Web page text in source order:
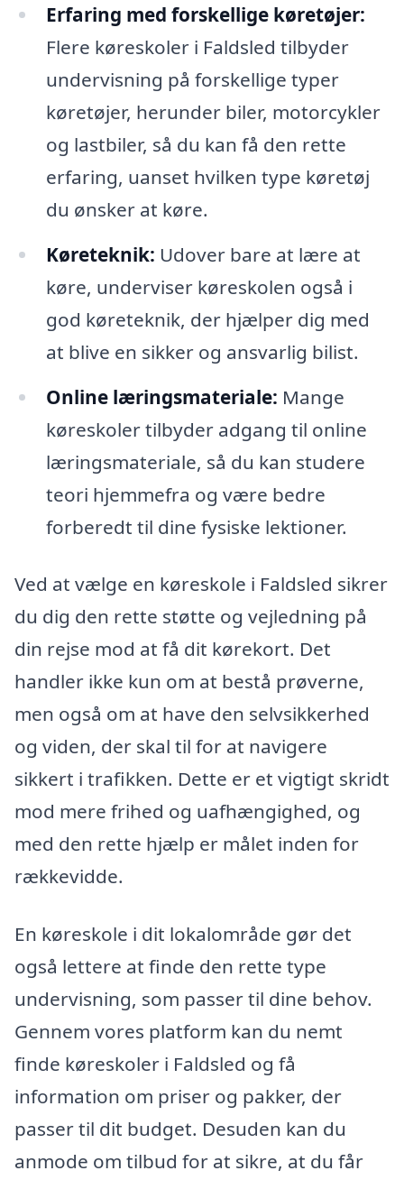
Erfaring med forskellige køretøjer:
Flere køreskoler i Faldsled tilbyder
undervisning på forskellige typer
køretøjer, herunder biler, motorcykler
og lastbiler, så du kan få den rette
erfaring, uanset hvilken type køretøj
du ønsker at køre.
Køreteknik: Udover bare at lære at
køre, underviser køreskolen også i
god køreteknik, der hjælper dig med
at blive en sikker og ansvarlig bilist.
Online læringsmateriale: Mange
køreskoler tilbyder adgang til online
læringsmateriale, så du kan studere
teori hjemmefra og være bedre
forberedt til dine fysiske lektioner.
Ved at vælge en køreskole i Faldsled sikrer
du dig den rette støtte og vejledning på
din rejse mod at få dit kørekort. Det
handler ikke kun om at bestå prøverne,
men også om at have den selvsikkerhed
og viden, der skal til for at navigere
sikkert i trafikken. Dette er et vigtigt skridt
mod mere frihed og uafhængighed, og
med den rette hjælp er målet inden for
rækkevidde.
En køreskole i dit lokalområde gør det
også lettere at finde den rette type
undervisning, som passer til dine behov.
Gennem vores platform kan du nemt
finde køreskoler i Faldsled og få
information om priser og pakker, der
passer til dit budget. Desuden kan du
anmode om tilbud for at sikre, at du får